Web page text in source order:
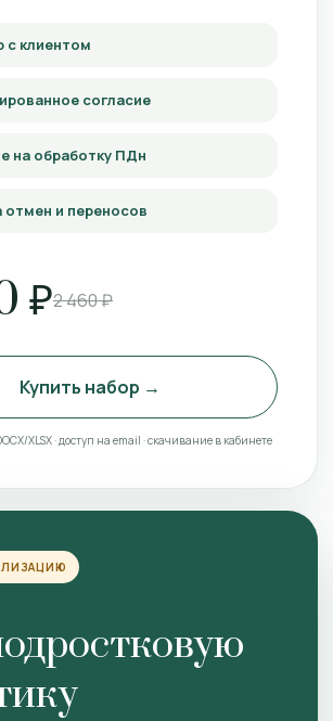
с клиентом
согласие
на обработку ПДн
отмен и переносов
₽2 460 ₽
Купить набор →
XLSX · доступ на email · скачивание в кабинете